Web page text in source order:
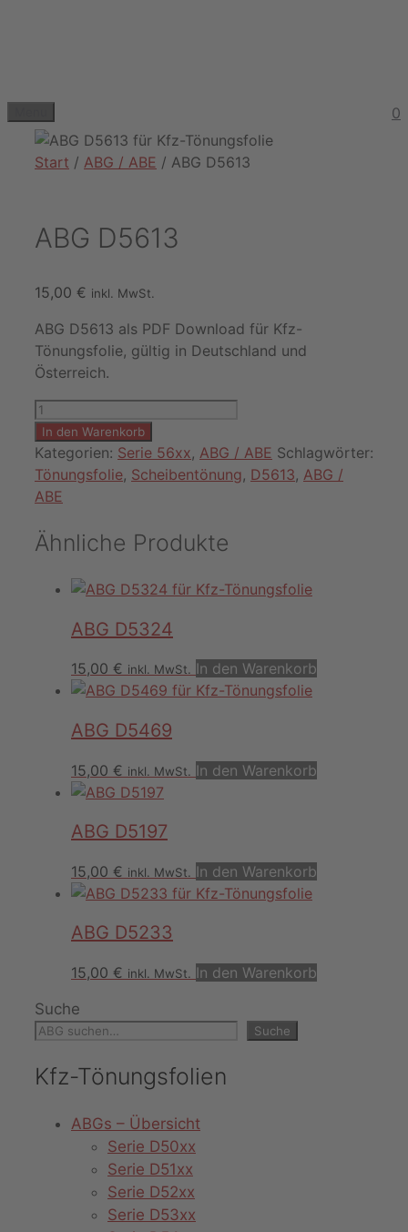
0
Start / ABG / ABE / ABG D5613
ABG D5613
15,00 € inkl. MwSt.
ABG D5613 als PDF Download für Kfz-
Tönungsfolie, gültig in Deutschland und
Österreich.
ABG
D5613
Menge
In den Warenkorb
Kategorien: Serie 56xx, ABG / ABE Schlagwörter:
Tönungsfolie, Scheibentönung, D5613, ABG /
ABE
Ähnliche Produkte
ABG D5324
15,00 € inkl. MwSt. In den Warenkorb
ABG D5469
15,00 € inkl. MwSt. In den Warenkorb
ABG D5197
15,00 € inkl. MwSt. In den Warenkorb
ABG D5233
15,00 € inkl. MwSt. In den Warenkorb
Suche
Suche
Kfz-Tönungsfolien
ABGs – Übersicht
Serie D50xx
Serie D51xx
Serie D52xx
Serie D53xx